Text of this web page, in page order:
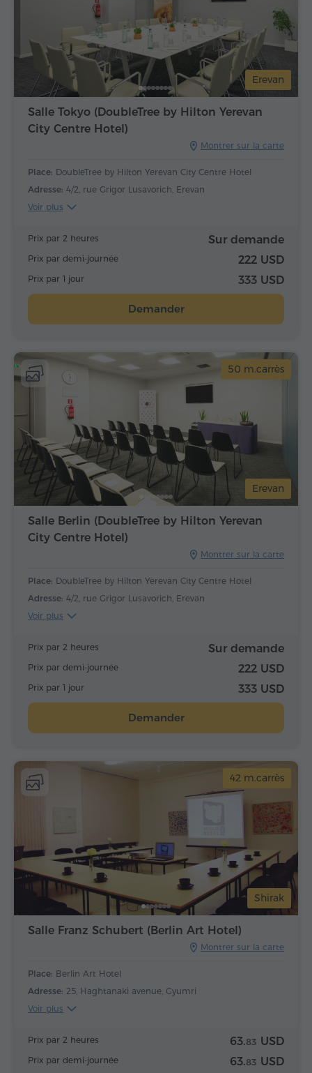
Erevan
Salle Tokyo (DoubleTree by Hilton Yerevan
City Centre Hotel)
Montrer sur la carte
Place: DoubleTree by Hilton Yerevan City Centre Hotel
Adresse: 4/2, rue Grigor Lusavorich, Erevan
Voir plus
Prix par 2 heures Sur demande
Prix par demi-journée 222 USD
Prix par 1 jour 333 USD
Demander
Erevan
50 m.carrès
Salle Berlin (DoubleTree by Hilton Yerevan
City Centre Hotel)
Montrer sur la carte
Place: DoubleTree by Hilton Yerevan City Centre Hotel
Adresse: 4/2, rue Grigor Lusavorich, Erevan
Voir plus
Prix par 2 heures Sur demande
Prix par demi-journée 222 USD
Prix par 1 jour 333 USD
Demander
Shirak
42 m.carrès
Salle Franz Schubert (Berlin Art Hotel)
Montrer sur la carte
Place: Berlin Art Hotel
Adresse: 25, Haghtanaki avenue, Gyumri
Voir plus
Prix par 2 heures 63.83 USD
Prix par demi-journée 63.83 USD